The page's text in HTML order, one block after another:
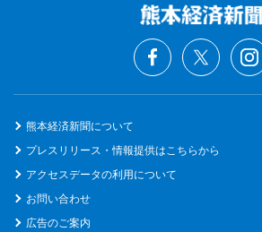
熊本経済新聞について
プレスリリース・情報提供はこちらから
アクセスデータの利用について
お問い合わせ
広告のご案内